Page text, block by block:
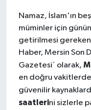
Namaz, İslam'ın
müminler için
getirilmesi
Haber, Mersin Son
Gazetesi` olarak,
en doğru
güvenilir
saatlerini sizlerle